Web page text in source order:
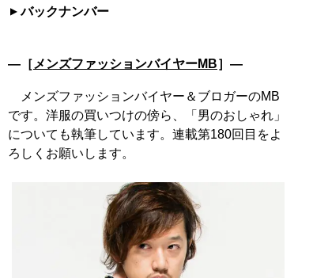
バックナンバー
―［ メンズファッションバイヤーMB］―
メンズファッションバイヤー＆ブロガーのMB
です。洋服の買いつけの傍ら、「男のおしゃれ」
についても執筆しています。連載第180回目をよ
ろしくお願いします。